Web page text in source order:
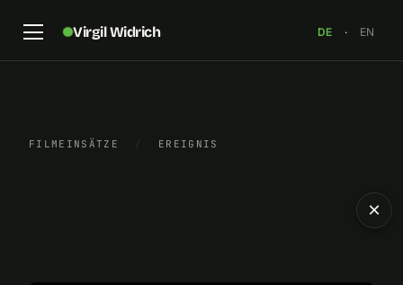
Virgil Widrich DE · EN
FILMEINSÄTZE / EREIGNIS
×